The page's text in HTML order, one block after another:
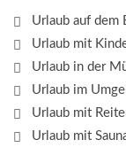
Urlaub auf dem
Urlaub mit
Urlaub in der
Urlaub im
Urlaub mit
Urlaub mit